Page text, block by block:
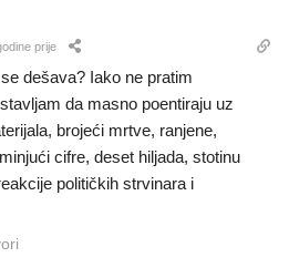
prije
dešava? Iako ne pratim
da masno poentiraju uz
brojeći mrtve, ranjene,
cifre, deset hiljada, stotinu
političkih strvinara i